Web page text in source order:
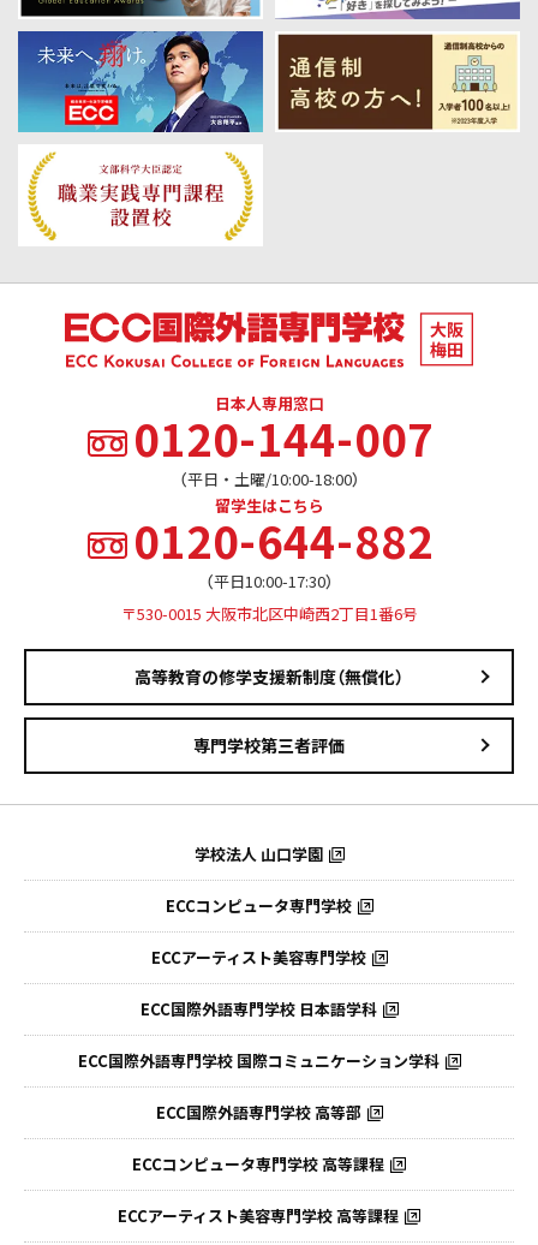
日本人専用窓口
0120-144-007
（平日・土曜/10:00-18:00）
留学生はこちら
0120-644-882
（平日10:00-17:30）
〒530-0015 大阪市北区中崎西2丁目1番6号
高等教育の修学支援新制度（無償化）
専門学校第三者評価
学校法人 山口学園
ECCコンピュータ専門学校
ECCアーティスト美容専門学校
ECC国際外語専門学校 日本語学科
ECC国際外語専門学校 国際コミュニケーション学科
ECC国際外語専門学校 高等部
ECCコンピュータ専門学校 高等課程
ECCアーティスト美容専門学校 高等課程